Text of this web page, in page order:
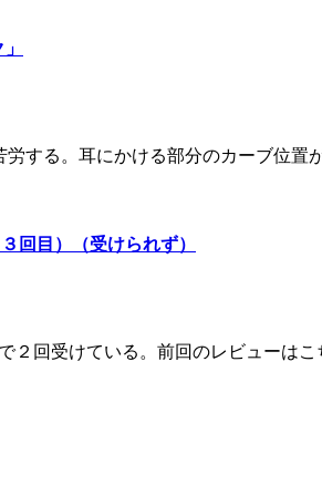
する。耳にかける部分のカーブ位置
回目）（受けられず）
２回受けている。前回のレビューはこ